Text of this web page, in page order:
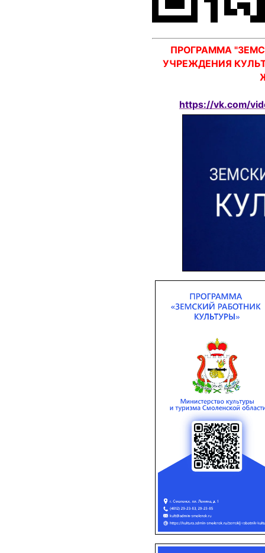
ПРОГРАММА
УЧРЕЖДЕНИЯ
https://vk.com/